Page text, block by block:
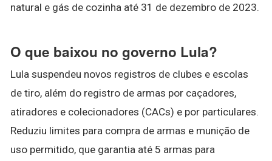
natural e gás de cozinha até 31 de dezembro de 2023.
O que baixou no governo Lula?
Lula suspendeu novos registros de clubes e escolas
de tiro, além do registro de armas por caçadores,
atiradores e colecionadores (CACs) e por particulares.
Reduziu limites para compra de armas e munição de
uso permitido, que garantia até 5 armas para